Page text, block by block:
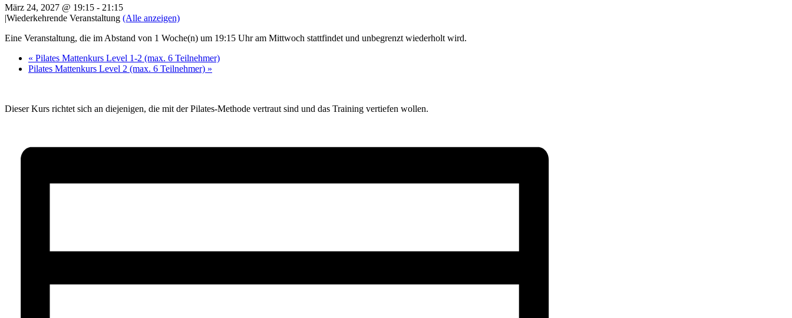
März 24, 2027 @ 19:15 - 21:15
|Wiederkehrende Veranstaltung (Alle anzeigen)
Eine Veranstaltung, die im Abstand von 1 Woche(n) um 19:15 Uhr am Mittwoch stattfindet und unbegrenzt wiederholt wird.
« Pilates Mattenkurs Level 1-2 (max. 6 Teilnehmer)
Pilates Mattenkurs Level 2 (max. 6 Teilnehmer) »
Dieser Kurs richtet sich an diejenigen, die mit der Pilates-Methode vertraut sind und das Training vertiefen wollen.